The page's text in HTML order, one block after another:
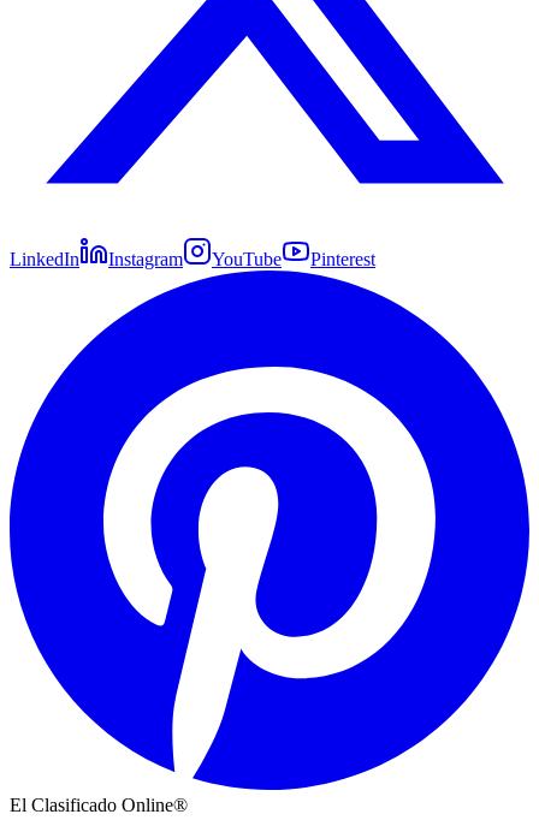
LinkedIn Instagram YouTube Pinterest
El Clasificado Online®